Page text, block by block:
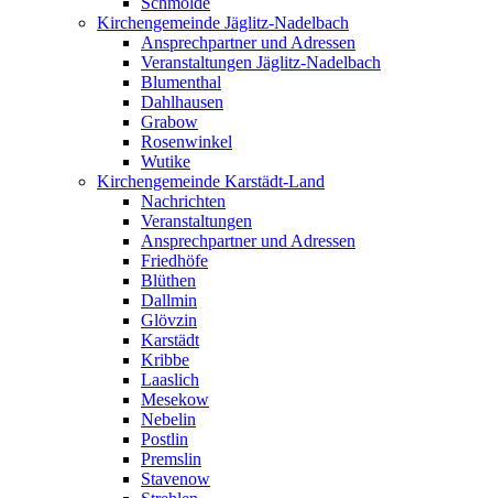
Kirchengemeinde Jäglitz-Nadelbach
Ansprechpartner und Adressen
Veranstaltungen Jäglitz-Nadelbach
Blumenthal
Dahlhausen
Grabow
Rosenwinkel
Wutike
Kirchengemeinde Karstädt-Land
Nachrichten
Veranstaltungen
Ansprechpartner und Adressen
Friedhöfe
Blüthen
Dallmin
Glövzin
Karstädt
Kribbe
Laaslich
Mesekow
Nebelin
Postlin
Premslin
Stavenow